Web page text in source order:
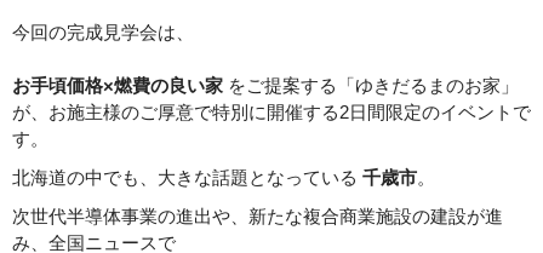
今回の完成見学会は、
お手頃価格×燃費の良い家 をご提案する「ゆきだるまのお家」
が、お施主様のご厚意で特別に開催する2日間限定のイベントで
す。
北海道の中でも、大きな話題となっている 千歳市。
次世代半導体事業の進出や、新たな複合商業施設の建設が進
み、全国ニュースで